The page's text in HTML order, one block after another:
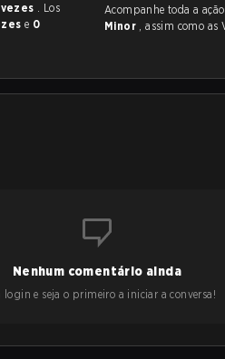
. Los
e 0
Acompanhe toda a
Minor
, assim
Nenhum comentário ainda
login e seja o primeiro a iniciar a conversa!